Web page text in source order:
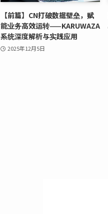
【前篇】CN打破数据壁垒，赋
能业务高效运转——KARUWAZA
系统深度解析与实践应用
2025年12月5日